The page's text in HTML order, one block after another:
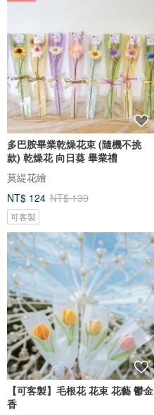
多巴胺畢業乾燥花束 (隨機不挑
款) 乾燥花 向日葵 畢業禮
莫緹花繪
NT$ 124 NT$ 130
可客製
【可客製】毛根花 花束 花藝 鬱金
香